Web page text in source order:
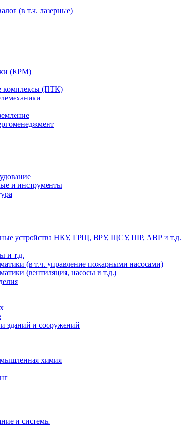
(в т.ч. лазерные)
(КРМ)
комплексы (ПТК)
и инструменты
устройства НКУ, ГРЩ, ВРУ, ЩСУ, ШР, АВР и т.д.
и т.д.
(в т.ч. управление пожарными насосами)
(вентиляция, насосы и т.д.)
зданий и сооружений
химия
и системы